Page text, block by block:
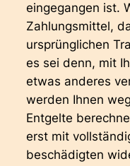
eingegangen ist.
Zahlungsmittel,
ursprünglichen
es sei denn, mit
etwas anderes
werden Ihnen
Entgelte
erst mit
beschädigten